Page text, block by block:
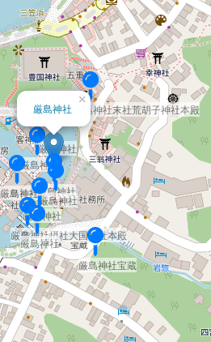
厳島神社
厳島神社
厳島神社
厳島神社
厳島神社
厳島神社
厳島神社末社荒胡子神社本殿
厳島神社宝蔵
厳島神社摂社大国神社本殿
厳島神社
厳島神社
×